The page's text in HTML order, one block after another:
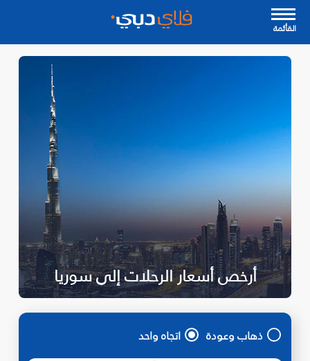
القأئمة
أرخص أسعار الرحلات إلى سوريا
ذهاب وعودة اتجاه واحد